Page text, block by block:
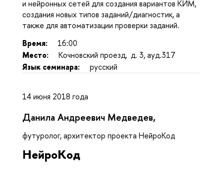
и нейронных сетей для создания вариантов КИМ,
создания новых типов заданий/диагностик, а
также для автоматизации проверки заданий.
Время:
16:00
Место:
Кочновский проезд, д. 3, ауд.317
Язык семинара:
русский
14 июня 2018 года
Данила Андреевич Медведев,
футуролог, архитектор проекта НейроКод
НейроКод